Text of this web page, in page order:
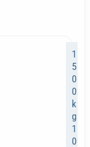
1
5
0
0
k
g
1
0